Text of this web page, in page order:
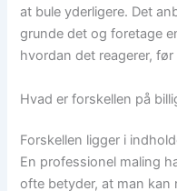
at bule yderligere. Det
grunde det og foretage
hvordan det reagerer,
Hvad er forskellen på
Forskellen ligger i
En professionel maling
ofte betyder, at man kan